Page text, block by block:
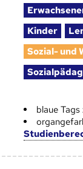
Kinder
Sozial- und
blaue